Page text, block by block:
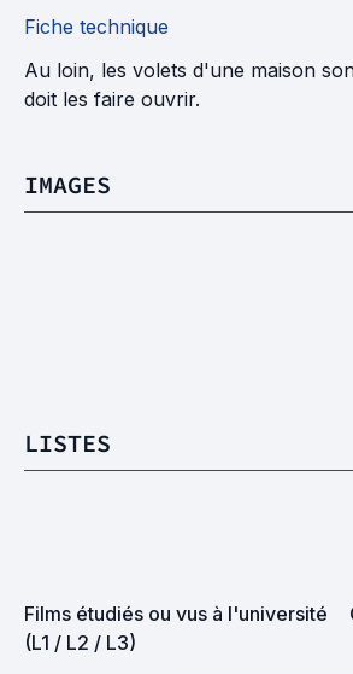
Fiche technique
Au loin, les volets d'une maison
doit les faire ouvrir.
IMAGES
LISTES
Films étudiés ou vus à l'université
(L1 / L2 / L3)